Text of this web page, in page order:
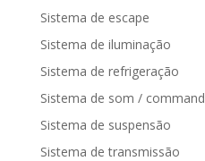
Sistema de escape
Sistema de iluminação
Sistema de refrigeração
Sistema de som / command
Sistema de suspensão
Sistema de transmissão